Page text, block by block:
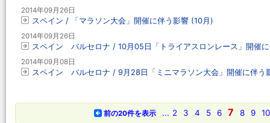
2014年09月26日
スペイン / 「マラソン大会」開催に伴う影響 (10月)
2014年09月26日
スペイン バルセロナ / 10月05日「トライアスロンレース」開催
2014年09月08日
スペイン バルセロナ / 9月28日「ミニマラソン大会」開催に伴う
前の20件を表示 ... 2 3 4 5 6 7 8 9 10